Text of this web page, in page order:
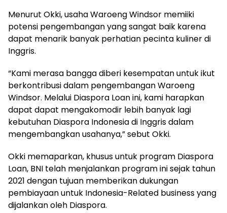
Menurut Okki, usaha Waroeng Windsor memiiki
potensi pengembangan yang sangat baik karena
dapat menarik banyak perhatian pecinta kuliner di
Inggris.
“Kami merasa bangga diberi kesempatan untuk ikut
berkontribusi dalam pengembangan Waroeng
Windsor. Melalui Diaspora Loan ini, kami harapkan
dapat dapat mengakomodir lebih banyak lagi
kebutuhan Diaspora Indonesia di Inggris dalam
mengembangkan usahanya,” sebut Okki.
Okki memaparkan, khusus untuk program Diaspora
Loan, BNI telah menjalankan program ini sejak tahun
2021 dengan tujuan memberikan dukungan
pembiayaan untuk Indonesia-Related business yang
dijalankan oleh Diaspora.